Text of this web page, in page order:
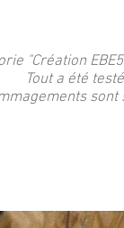
"Création
Tout a été